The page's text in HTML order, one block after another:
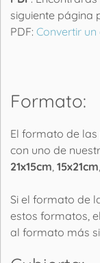
siguiente página
PDF: Convertir
Formato:
El formato de
con uno de
21x15cm, 15x21cm,
Si el formato de
estos formatos,
al formato más